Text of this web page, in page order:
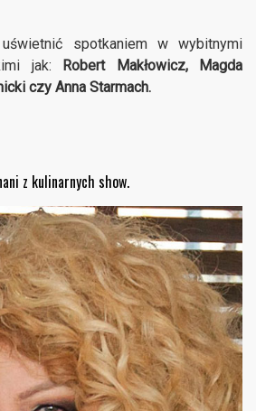
spotkaniem w wybitnymi
jak:
Robert Makłowicz, Magda
czy Anna Starmach.
z kulinarnych show.